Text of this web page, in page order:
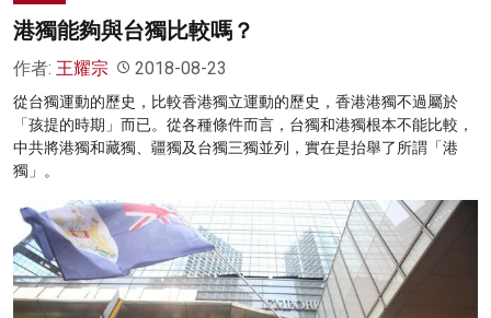
港獨能夠與台獨比較嗎？
作者: 王耀宗 2018-08-23
從台獨運動的歷史，比較香港獨立運動的歷史，香港港獨不過屬於
「孩提的時期」而已。從各種條件而言，台獨和港獨根本不能比較，
中共將港獨和藏獨、疆獨及台獨三獨並列，實在是抬舉了所謂「港
獨」。